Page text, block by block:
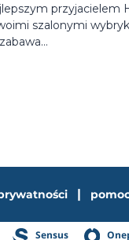
przyjacielem
szalonymi
|
Sensus